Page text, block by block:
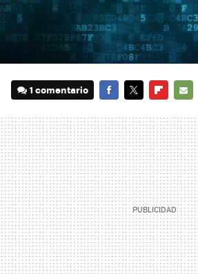
1 comentario
MAIL